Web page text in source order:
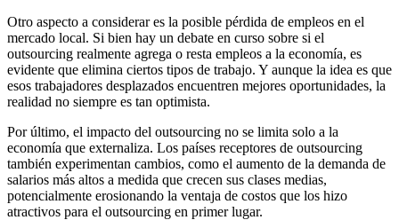
Otro aspecto a considerar es la posible pérdida de empleos en el
mercado local. Si bien hay un debate en curso sobre si el
outsourcing realmente agrega o resta empleos a la economía, es
evidente que elimina ciertos tipos de trabajo. Y aunque la idea es que
esos trabajadores desplazados encuentren mejores oportunidades, la
realidad no siempre es tan optimista.
Por último, el impacto del outsourcing no se limita solo a la
economía que externaliza. Los países receptores de outsourcing
también experimentan cambios, como el aumento de la demanda de
salarios más altos a medida que crecen sus clases medias,
potencialmente erosionando la ventaja de costos que los hizo
atractivos para el outsourcing en primer lugar.